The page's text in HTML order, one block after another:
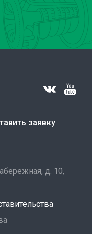
заявку
д. 10,